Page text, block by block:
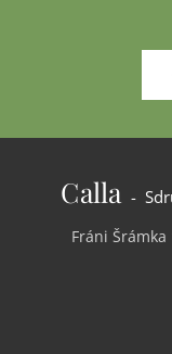
Calla -
Fráni Šrámka